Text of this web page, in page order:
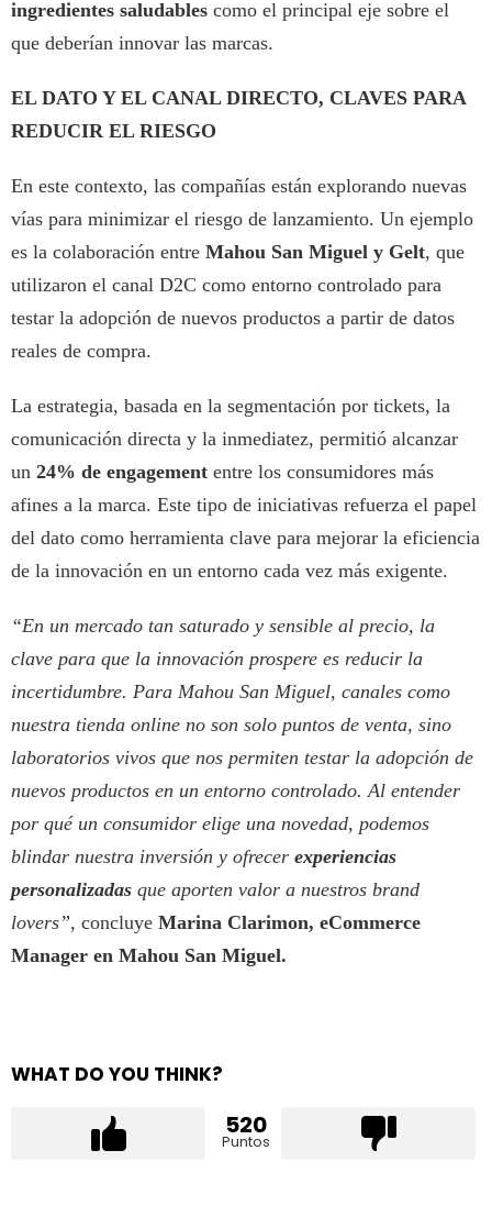
ingredientes saludables como el principal eje sobre el
que deberían innovar las marcas.
EL DATO Y EL CANAL DIRECTO, CLAVES PARA
REDUCIR EL RIESGO
En este contexto, las compañías están explorando nuevas
vías para minimizar el riesgo de lanzamiento. Un ejemplo
es la colaboración entre Mahou San Miguel y Gelt, que
utilizaron el canal D2C como entorno controlado para
testar la adopción de nuevos productos a partir de datos
reales de compra.
La estrategia, basada en la segmentación por tickets, la
comunicación directa y la inmediatez, permitió alcanzar
un 24% de engagement entre los consumidores más
afines a la marca. Este tipo de iniciativas refuerza el papel
del dato como herramienta clave para mejorar la eficiencia
de la innovación en un entorno cada vez más exigente.
“En un mercado tan saturado y sensible al precio, la
clave para que la innovación prospere es reducir la
incertidumbre. Para Mahou San Miguel, canales como
nuestra tienda online no son solo puntos de venta, sino
laboratorios vivos que nos permiten testar la adopción de
nuevos productos en un entorno controlado. Al entender
por qué un consumidor elige una novedad, podemos
blindar nuestra inversión y ofrecer experiencias
personalizadas que aporten valor a nuestros brand
lovers”, concluye Marina Clarimon, eCommerce
Manager en Mahou San Miguel.
WHAT DO YOU THINK?
520
Puntos